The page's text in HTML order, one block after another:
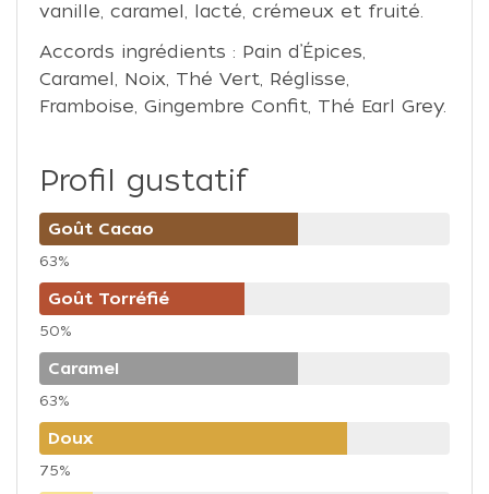
vanille, caramel, lacté, crémeux et fruité.
Accords ingrédients : Pain d’Épices,
Caramel, Noix, Thé Vert, Réglisse,
Framboise, Gingembre Confit, Thé Earl Grey.
Profil gustatif
Goût Cacao
63%
Goût Torréfié
50%
Caramel
63%
Doux
75%